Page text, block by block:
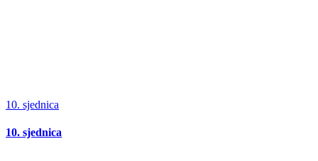
10. sjednica
10. sjednica